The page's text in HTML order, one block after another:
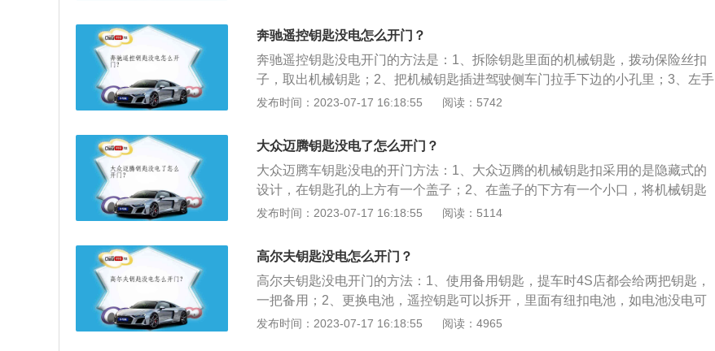
分辨率显示屏，支持Android-Auto智能手机互联。
奔驰遥控钥匙没电怎么开门？
奔驰遥控钥匙没电开门的方法是：1、拆除钥匙里面的机械钥匙，拨动保险丝扣
子，取出机械钥匙；2、把机械钥匙插进驾驶侧车门拉手下边的小孔里；3、左手
拉开门拉手，右手用力向上翘起，打开盖帽；4、把钥匙插进锁孔内，逆时针转
奔驰s级、奔驰g级、奔驰c级、迈巴赫等，以奔驰c级2021款为例，其车身尺寸
是：长4784mm、宽1810mm、高1457mm，轴距为2920mm。
发布时间：2023-07-17 16:18:55 阅读：5742
大众迈腾钥匙没电了怎么开门？
大众迈腾车钥匙没电的开门方法：1、大众迈腾的机械钥匙扣采用的是隐藏式的
设计，在钥匙孔的上方有一个盖子；2、在盖子的下方有一个小口，将机械钥匙
插进这个小口就可以将盖板打开；3、打开之后就可以看见机械钥匙孔。2018新
车侧面线条流畅，其中轴距相比海外车型加长80mm，相比现款车型增加了59m
m。在中控台设计上，全新迈腾各种按钮布局整齐而不刻板，并新增加了自动泊
车和发动机启动按钮。全新迈腾通过大面积的纯铝拉丝饰板覆盖、真桃木装饰、
内部植绒等营造出整体风格的高贵气息。
发布时间：2023-07-17 16:18:55 阅读：5114
高尔夫钥匙没电怎么开门？
高尔夫钥匙没电开门的方法：1、使用备用钥匙，提车时4S店都会给两把钥匙，
一把备用；2、更换电池，遥控钥匙可以拆开，里面有纽扣电池，如电池没电可
以拆开看电池规格后购买新钥匙，换装上去即可；3、使用机械钥匙，车辆都会
发布时间：2023-07-17 16:18:55 阅读：4965